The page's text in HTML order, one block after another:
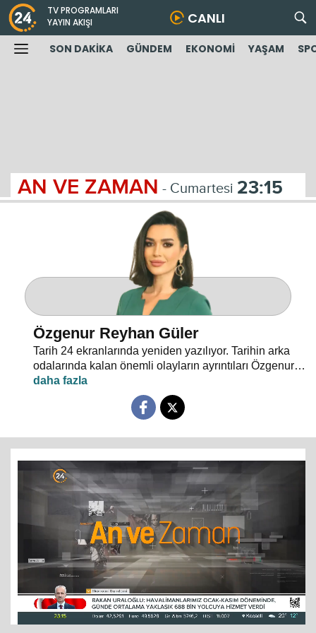
TV PROGRAMLARI
YAYIN AKIŞI
CANLI
SON DAKİKA GÜNDEM EKONOMİ YAŞAM
AN VE ZAMAN - Cumartesi 23:15
Özgenur Reyhan Güler
Tarih 24 ekranlarında yeniden yazılıyor. Tarihin arka
odalarında kalan önemli olayların ayrıntıları Özgenur
Reyhan Güler’in moderatörlüğünde "An ve Zaman"da